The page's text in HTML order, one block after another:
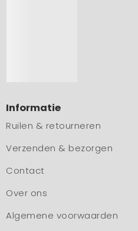
Informatie
Ruilen & retourneren
Verzenden & bezorgen
Contact
Over ons
Algemene voorwaarden